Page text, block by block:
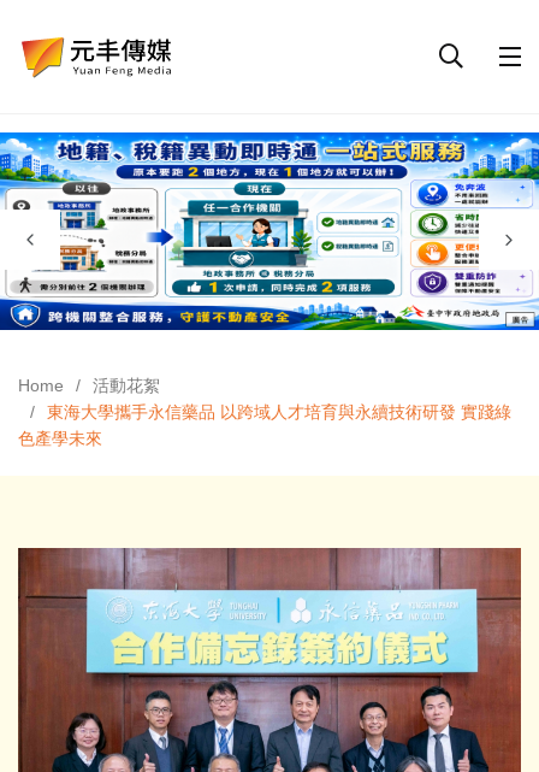
Home
活動花絮
東海大學攜手永信藥品 以跨域人才培育與永續技術研發 實踐綠
色產學未來